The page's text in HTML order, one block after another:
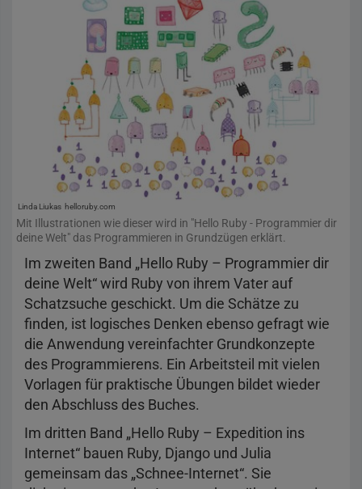
Linda Liukas helloruby.com
Mit Illustrationen wie dieser wird in "Hello Ruby - Programmier dir
deine Welt" das Programmieren in Grundzügen erklärt.
Im zweiten Band „Hello Ruby – Programmier dir
deine Welt“ wird Ruby von ihrem Vater auf
Schatzsuche geschickt. Um die Schätze zu
finden, ist logisches Denken ebenso gefragt wie
die Anwendung vereinfachter Grundkonzepte
des Programmierens. Ein Arbeitsteil mit vielen
Vorlagen für praktische Übungen bildet wieder
den Abschluss des Buches.
Im dritten Band „Hello Ruby – Expedition ins
Internet“ bauen Ruby, Django und Julia
gemeinsam das „Schnee-Internet“. Sie